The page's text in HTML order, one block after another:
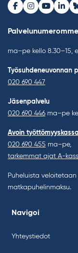
Facebook
Instagram
Youtube
Palvelunumeromme
ma–pe kello 8.30–15,
Työsuhdeneuvonnan
020 690 447
Jäsenpalvelu
020 690 446 ma–pe
Avoin työttömyyskassa
020 690 455 ma–pe,
tarkemmat ajat A-
Puheluista
matkapuhelinmaksu.
Navigoi
Yhteystiedot